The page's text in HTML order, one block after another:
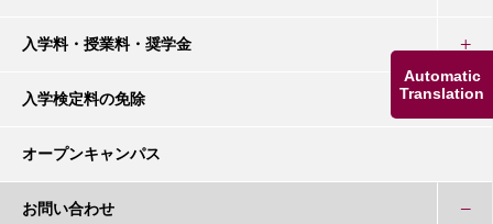
Automatic
Translation
入学料・授業料・奨学金
入学検定料の免除
オープンキャンパス
お問い合わせ